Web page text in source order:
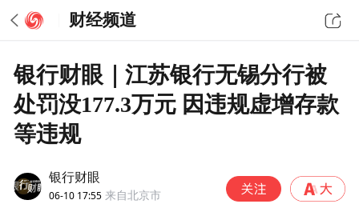
财经频道
银行财眼｜江苏银行无锡分行被
处罚没177.3万元 因违规虚增存款
等违规
银行财眼
06-10 17:55 来自北京市